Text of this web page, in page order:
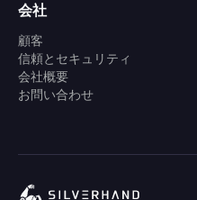
会社
顧客
信頼とセキュリティ
会社概要
お問い合わせ